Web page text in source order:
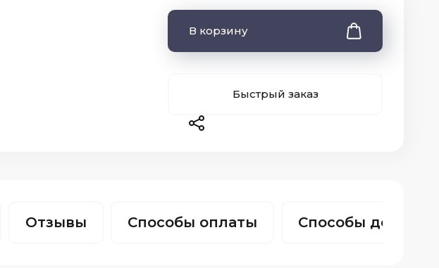
В корзину
Быстрый заказ
Отзывы Способы оплаты Способы